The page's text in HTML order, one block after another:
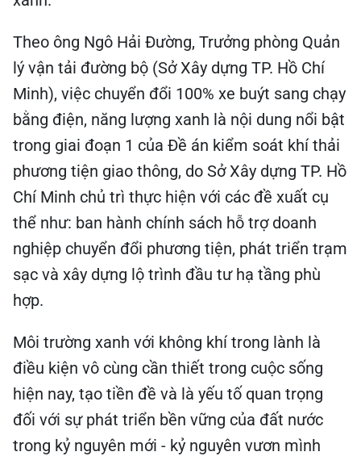
Theo ông Ngô Hải Đường, Trưởng phòng Quản
lý vận tải đường bộ (Sở Xây dựng TP. Hồ Chí
Minh), việc chuyển đổi 100% xe buýt sang chạy
bằng điện, năng lượng xanh là nội dung nổi bật
trong giai đoạn 1 của Đề án kiểm soát khí thải
phương tiện giao thông, do Sở Xây dựng TP. Hồ
Chí Minh chủ trì thực hiện với các đề xuất cụ
thể như: ban hành chính sách hỗ trợ doanh
nghiệp chuyển đổi phương tiện, phát triển trạm
sạc và xây dựng lộ trình đầu tư hạ tầng phù
hợp.
Môi trường xanh với không khí trong lành là
điều kiện vô cùng cần thiết trong cuộc sống
hiện nay, tạo tiền đề và là yếu tố quan trọng
đối với sự phát triển bền vững của đất nước
trong kỷ nguyên mới - kỷ nguyên vươn mình